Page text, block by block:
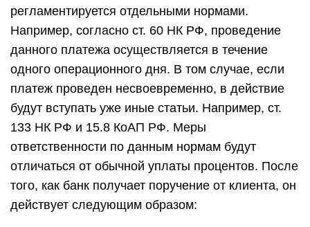
регламентируется отдельными нормами.
Например, согласно ст. 60 НК РФ, проведение
данного платежа осуществляется в течение
одного операционного дня. В том случае, если
платеж проведен несвоевременно, в действие
будут вступать уже иные статьи. Например, ст.
133 НК РФ и 15.8 КоАП РФ. Меры
ответственности по данным нормам будут
отличаться от обычной уплаты процентов. После
того, как банк получает поручение от клиента, он
действует следующим образом: